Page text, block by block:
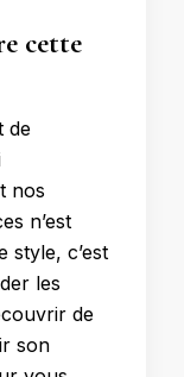
cette
de
nos
n’est
style, c’est
les
de
son